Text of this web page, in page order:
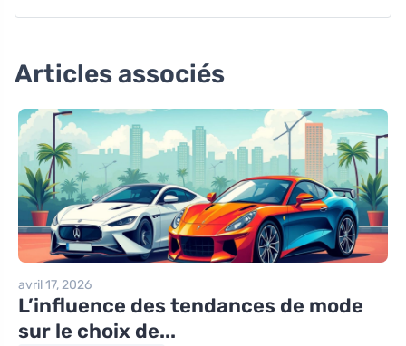
Articles associés
avril 17, 2026
L’influence des tendances de mode
sur le choix de...